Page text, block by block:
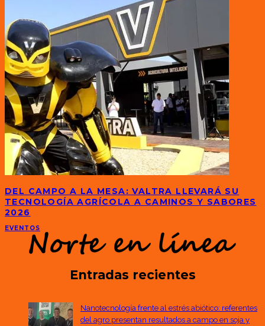
DEL CAMPO A LA MESA: VALTRA LLEVARÁ SU
TECNOLOGÍA AGRÍCOLA A CAMINOS Y SABORES
2026
EVENTOS
Entradas recientes
Nanotecnología frente al estrés abiótico: referentes
del agro presentan resultados a campo en soja y